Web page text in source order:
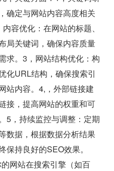
确定与网站内容高度相关
容优化：在网站的标题、
局关键词，确保内容质量
求。3，网站结构优化：构
化URL结构，确保搜索引
站内容。4,，外部链接建
接，提高网站的权重和可
5，持续监控与调整：定期
数据，根据数据分析结果
持良好的SEO效果。
网站在搜索引擎（如百